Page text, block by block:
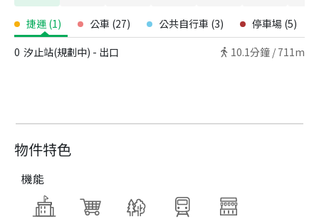
物件特色
機能
捷運 (1) 公車 (27) 公共自行車 (3) 停車場 (5)
0 汐止站(規劃中) - 出口 10.1分鐘 / 711m